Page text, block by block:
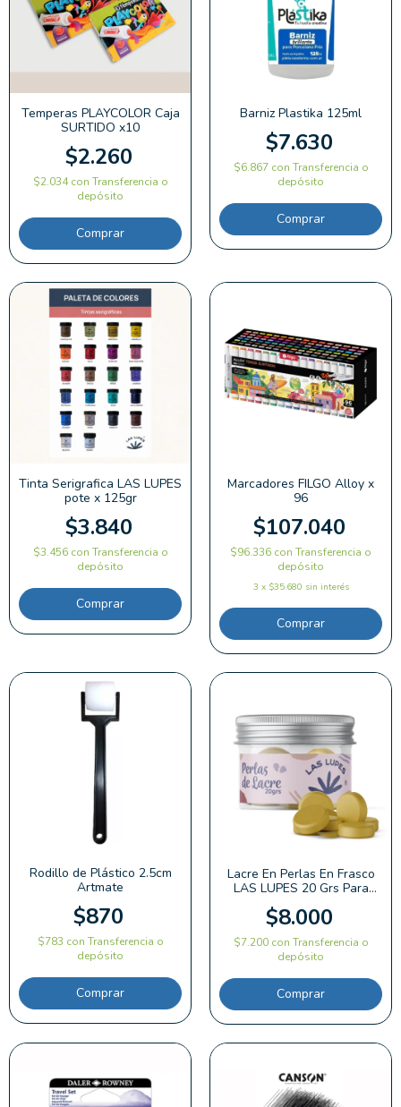
Temperas PLAYCOLOR Caja
SURTIDO x10
$2.260
$2.034con Transferencia o
depósito
Barniz Plastika 125ml
$7.630
$6.867 con Transferencia o
depósito
Comprar
Tinta Serigrafica LAS LUPES
pote x 125gr
$3.840
$3.456 con Transferencia o
depósito
Comprar
Marcadores FILGO Alloy x
96
$107.040
$96.336 con Transferencia o
depósito
3 x $35.680 sin interés
Rodillo de Plástico 2.5cm
Artmate
$870
$783 con Transferencia o
depósito
Lacre En Perlas En Frasco
LAS LUPES 20 Grs Para
Estampado Carta
$8.000
$7.200 con Transferencia o
depósito
Comprar